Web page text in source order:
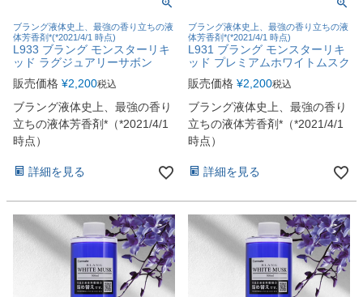
ブラング液体史上、最強の香り立ちの液
体芳香剤*(*2021/4/1 時点)
L933 ブラング モンスターリキ
ッド ラグジュアリーサボン
販売価格 ¥2,200税込
ブラング液体史上、最強の香り
立ちの液体芳香剤*（*2021/4/1
時点）
詳細を見る
ブラング液体史上、最強の香り立ちの液
体芳香剤*(*2021/4/1 時点)
L931 ブラング モンスターリキ
ッド プレミアムホワイトムスク
販売価格 ¥2,200税込
ブラング液体史上、最強の香り
立ちの液体芳香剤*（*2021/4/1
時点）
詳細を見る